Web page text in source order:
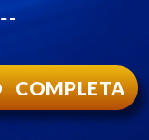
COMPLETA